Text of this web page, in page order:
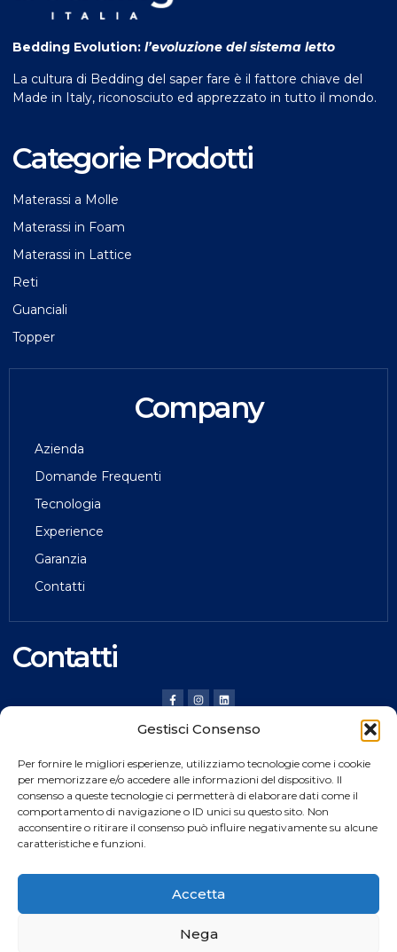
Gestisci Consenso
Per fornire le migliori esperienze, utilizziamo tecnologie come i cookie
per memorizzare e/o accedere alle informazioni del dispositivo. Il
consenso a queste tecnologie ci permetterà di elaborare dati come il
comportamento di navigazione o ID unici su questo sito. Non
acconsentire o ritirare il consenso può influire negativamente su alcune
caratteristiche e funzioni.
Accetta
Nega
Bedding Evolution: l’evoluzione del sistema letto
La cultura di Bedding del saper fare è il fattore chiave del
Made in Italy, riconosciuto ed apprezzato in tutto il mondo.
Categorie Prodotti
Materassi a Molle
Materassi in Foam
Materassi in Lattice
Reti
Guanciali
Topper
Company
Azienda
Domande Frequenti
Tecnologia
Experience
Garanzia
Contatti
Contatti
HILDING ANDERS ITALY SRL
Via Verona, 20 36020 Pove del Grappa (VI) Italy
Tel.+39 0424 8008
Fax +39 0424 800926
Catalogo Prodotti